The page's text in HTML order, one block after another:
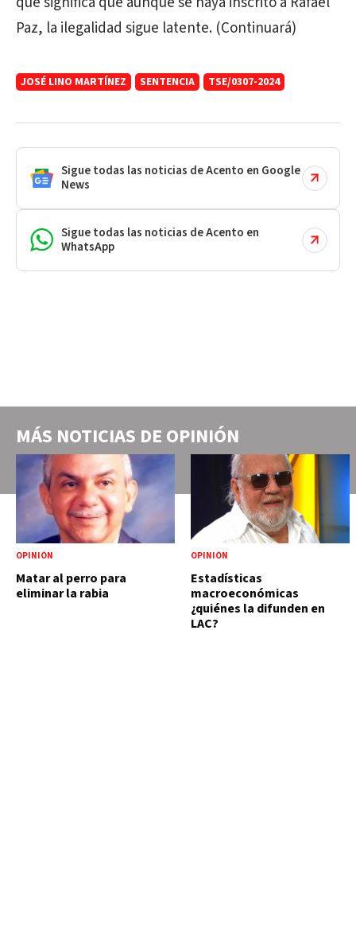
Paz, la ilegalidad sigue latente. (Continuará)
JOSÉ LINO MARTÍNEZ SENTENCIA TSE/0307-2024
Sigue todas las noticias de Acento en Google
News
Sigue todas las noticias de Acento en
WhatsApp
MÁS NOTICIAS DE OPINIÓN
OPINIÓN
Matar al perro para
eliminar la rabia
OPINIÓN
Estadísticas
macroeconómicas
¿quiénes la difunden en
LAC?